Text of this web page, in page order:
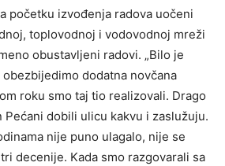
početku izvođenja radova uočeni
toplovodnoj i vodovodnoj mreži
obustavljeni radovi. „Bilo je
dodatna novčana
roku smo taj tio realizovali. Drago
Pećani dobili ulicu kakvu i zaslužuju.
nije puno ulagalo, nije se
decenije. Kada smo razgovarali sa